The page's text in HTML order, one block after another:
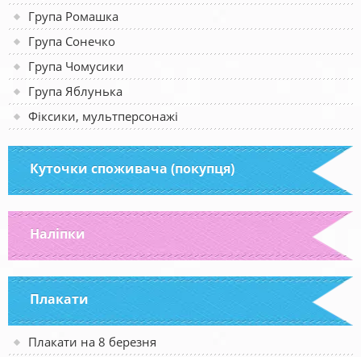
Група Ромашка
Група Сонечко
Група Чомусики
Група Яблунька
Фіксики, мультперсонажі
Куточки споживача (покупця)
Наліпки
Плакати
Плакати на 8 березня